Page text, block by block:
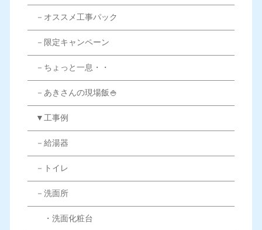
－オススメ工事パック
－限定キャンペーン
－ちょっと一息・・
－あきさんの現場飯🍚
▼工事例
－給湯器
－トイレ
－洗面所
・洗面化粧台